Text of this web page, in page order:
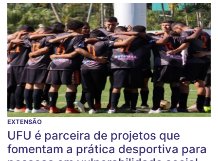
EXTENSÃO
UFU é parceira de projetos que
fomentam a prática desportiva para